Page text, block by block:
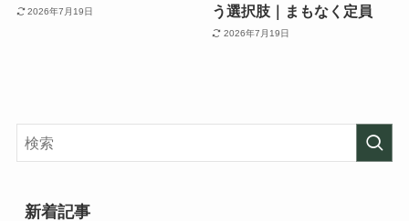
2026年7月19日
う選択肢｜まもなく定員
2026年7月19日
新着記事